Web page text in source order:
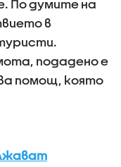
По думите на
в
подадено е
помощ, която